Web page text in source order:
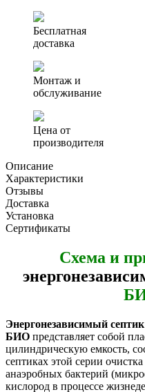
канализация)
Бесплатная
доставка
Монтаж и
обслуживание
Цена от
производителя
Описание
Характеристики
Отзывы
Доставка
Установка
Сертификаты
Схема и
Энергонезависимый септик
БИО представляет собой
цилиндрическую емкость,
септиках этой серии
анаэробных бактерий
кислород в процессе